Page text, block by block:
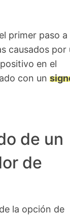
primer paso a
causados por
en el
con un
de un
de
la opción de